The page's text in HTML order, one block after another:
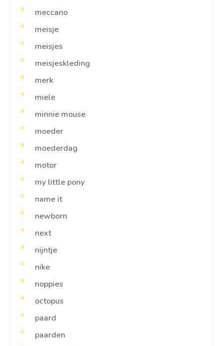
meccano
meisje
meisjes
meisjeskleding
merk
miele
minnie mouse
moeder
moederdag
motor
my little pony
name it
newborn
next
nijntje
nike
noppies
octopus
paard
paarden